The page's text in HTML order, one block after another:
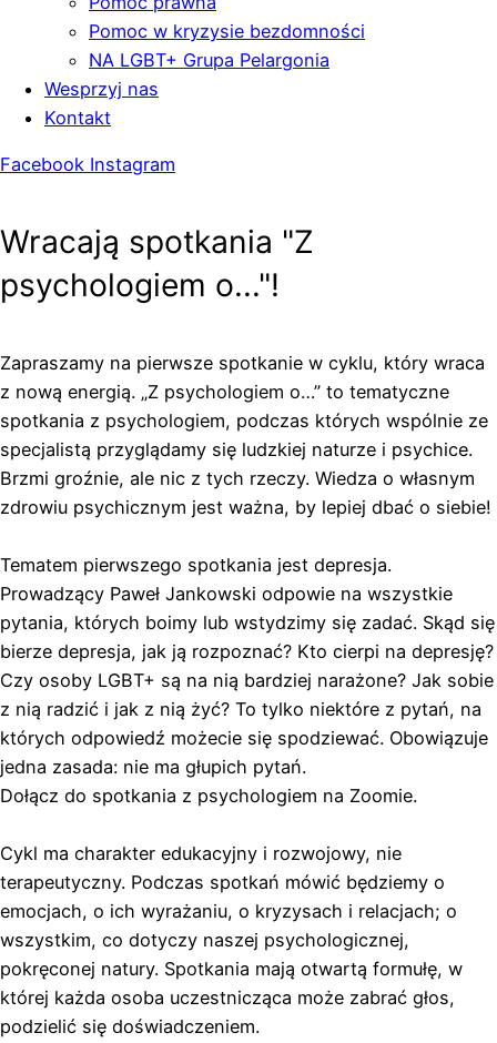
Pomoc w kryzysie bezdomności
NA LGBT+ Grupa Pelargonia
Wesprzyj nas
Kontakt
Facebook Instagram
Wracają spotkania "Z
psychologiem o..."!
Zapraszamy na pierwsze spotkanie w cyklu, który wraca
z nową energią. „Z psychologiem o…” to tematyczne
spotkania z psychologiem, podczas których wspólnie ze
specjalistą przyglądamy się ludzkiej naturze i psychice.
Brzmi groźnie, ale nic z tych rzeczy. Wiedza o własnym
zdrowiu psychicznym jest ważna, by lepiej dbać o siebie!
Tematem pierwszego spotkania jest depresja.
Prowadzący Paweł Jankowski odpowie na wszystkie
pytania, których boimy lub wstydzimy się zadać. Skąd się
bierze depresja, jak ją rozpoznać? Kto cierpi na depresję?
Czy osoby LGBT+ są na nią bardziej narażone? Jak sobie
z nią radzić i jak z nią żyć? To tylko niektóre z pytań, na
których odpowiedź możecie się spodziewać. Obowiązuje
jedna zasada: nie ma głupich pytań.
Dołącz do spotkania z psychologiem na Zoomie.
Cykl ma charakter edukacyjny i rozwojowy, nie
terapeutyczny. Podczas spotkań mówić będziemy o
emocjach, o ich wyrażaniu, o kryzysach i relacjach; o
wszystkim, co dotyczy naszej psychologicznej,
pokręconej natury. Spotkania mają otwartą formułę, w
której każda osoba uczestnicząca może zabrać głos,
podzielić się doświadczeniem.